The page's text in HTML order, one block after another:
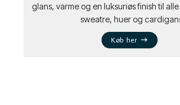
glans, varme og en luksuriøs finish til
sweatre, huer og
Køb her